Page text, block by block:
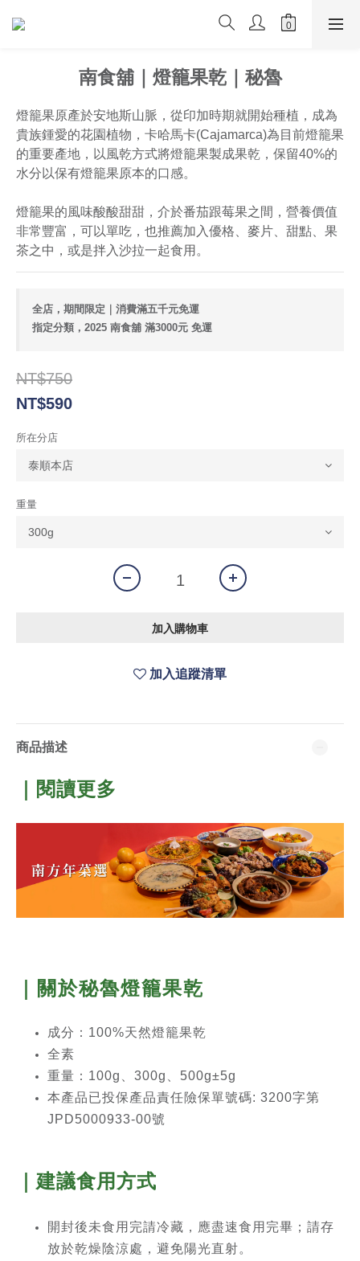
南食舖｜燈籠果乾｜秘魯
燈籠果原產於安地斯山脈，從印加時期就開始種植，成為
貴族鍾愛的花園植物，卡哈馬卡(Cajamarca)為目前燈籠果
的重要產地，以風乾方式將燈籠果製成果乾，保留40%的
水分以保有燈籠果原本的口感。
燈籠果的風味酸酸甜甜，介於番茄跟莓果之間，營養價值
非常豐富，可以單吃，也推薦加入優格、麥片、甜點、果
茶之中，或是拌入沙拉一起食用。
全店，期間限定｜消費滿五千元免運
指定分類，2025 南食舖 滿3000元 免運
NT$750
NT$590
所在分店
重量
加入購物車
加入追蹤清單
商品描述
｜閱讀更多
｜關於秘魯燈籠果乾
成分：100%天然燈籠果乾
全素
重量：100g、300g、500g±5g
本產品已投保產品責任險保單號碼: 3200字第
JPD5000933-00號
｜建議食用方式
開封後未食用完請冷藏，應盡速食用完畢；請存
放於乾燥陰涼處，避免陽光直射。